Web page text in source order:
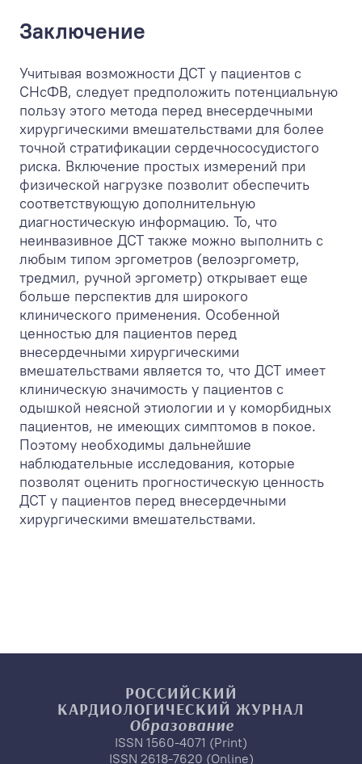
Заключение
Учитывая возможности ДСТ у пациентов с
СНсФВ, следует предположить потенциальную
пользу этого метода перед внесердечными
хирургическими вмешательствами для более
точной стратификации сердечнососудистого
риска. Включение простых измерений при
физической нагрузке позволит обеспечить
соответствующую дополнительную
диагностическую информацию. То, что
неинвазивное ДСТ также можно выполнить с
любым типом эргометров (велоэргометр,
тредмил, ручной эргометр) открывает еще
больше перспектив для широкого
клинического применения. Особенной
ценностью для пациентов перед
внесердечными хирургическими
вмешательствами является то, что ДСТ имеет
клиническую значимость у пациентов с
одышкой неясной этиологии и у коморбидных
пациентов, не имеющих симптомов в покое.
Поэтому необходимы дальнейшие
наблюдательные исследования, которые
позволят оценить прогностическую ценность
ДСТ у пациентов перед внесердечными
хирургическими вмешательствами.
РОССИЙСКИЙ
КАРДИОЛОГИЧЕСКИЙ ЖУРНАЛ
Образование
ISSN 1560-4071 (Print)
ISSN 2618-7620 (Online)